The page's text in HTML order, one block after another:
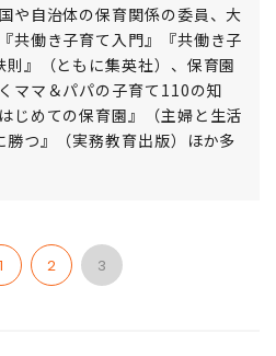
や自治体の保育関係の委員、大
共働き子育て入門』『共働き子
』（ともに集英社）、保育園
ママ＆パパの子育て110の知
じめての保育園』（主婦と生活
つ』（実務教育出版）ほか多
1 2 3